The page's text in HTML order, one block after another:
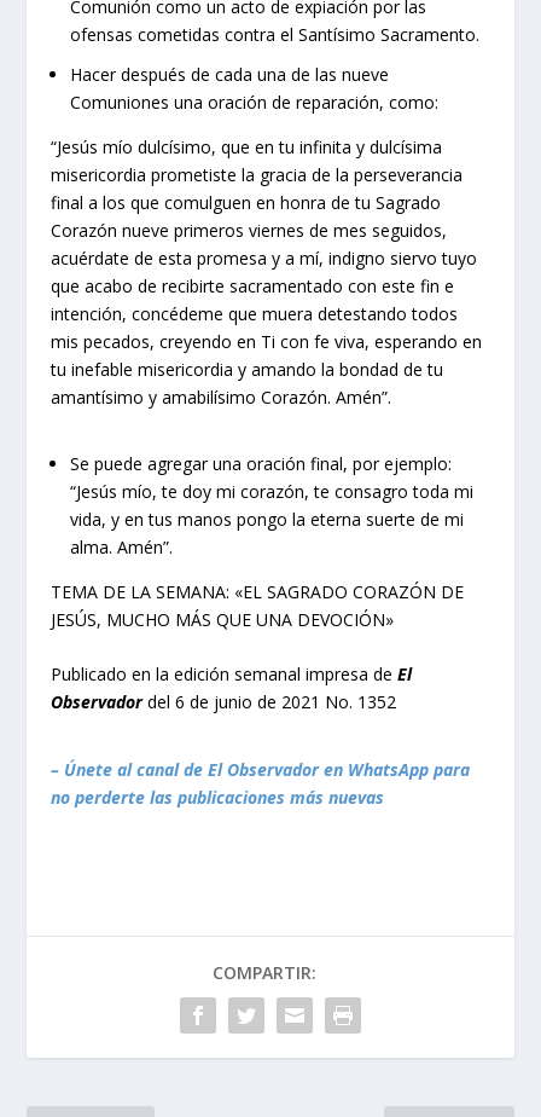
Comunión como un acto de expiación por las
ofensas cometidas contra el Santísimo Sacramento.
Hacer después de cada una de las nueve
Comuniones una oración de reparación, como:
“Jesús mío dulcísimo, que en tu infinita y dulcísima
misericordia prometiste la gracia de la perseverancia
final a los que comulguen en honra de tu Sagrado
Corazón nueve primeros viernes de mes seguidos,
acuérdate de esta promesa y a mí, indigno siervo tuyo
que acabo de recibirte sacramentado con este fin e
intención, concédeme que muera detestando todos
mis pecados, creyendo en Ti con fe viva, esperando en
tu inefable misericordia y amando la bondad de tu
amantísimo y amabilísimo Corazón. Amén”.
Se puede agregar una oración final, por ejemplo:
“Jesús mío, te doy mi corazón, te consagro toda mi
vida, y en tus manos pongo la eterna suerte de mi
alma. Amén”.
TEMA DE LA SEMANA: «EL SAGRADO CORAZÓN DE
JESÚS, MUCHO MÁS QUE UNA DEVOCIÓN»
Publicado en la edición semanal impresa deEl
Observadordel 6 de junio de 2021 No. 1352
– Únete al canal de El Observador en WhatsApp para
no perderte las publicaciones más nuevas
COMPARTIR: